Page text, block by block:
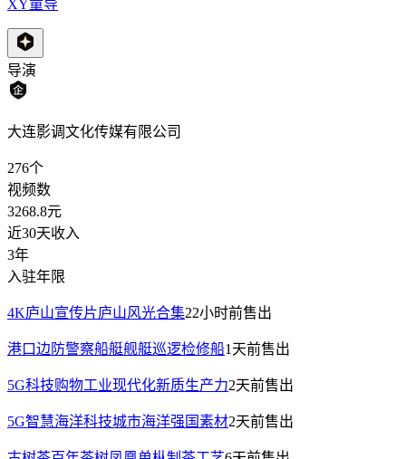
XY童导
导演
大连影调文化传媒有限公司
276个
视频数
3268.8元
近30天收入
3年
入驻年限
4K庐山宣传片庐山风光合集22小时前售出
港口边防警察船艇舰艇巡逻检修船1天前售出
5G科技购物工业现代化新质生产力2天前售出
5G智慧海洋科技城市海洋强国素材2天前售出